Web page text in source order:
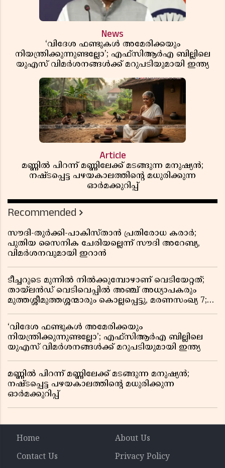
News
‘വിദേശ ഫണ്ടുകൾ അമേരിക്കയും
നിയന്ത്രിക്കുന്നുണ്ടല്ലോ’; എഫ്സിആർഎ ബില്ലിലെ
യുഎസ് വിമർശനങ്ങൾക്ക് മറുപടിയുമായി ഇന്ത്യ
Article
മണ്ണിൽ പിറന്ന് മണ്ണിലേക്ക് മടങ്ങുന്ന മനുഷ്യൻ;
നഷ്ടപ്പെട്ട പഴയകാലത്തിൻ്റെ മധുരിക്കുന്ന
ഓർമക്കുറിപ്പ്
Recommended
സൗദി-തുർക്കി-പാകിസ്താൻ പ്രതിരോധ കരാർ;
പുതിയ സൈനിക ചേരിയല്ലെന്ന് സൗദി അറേബ്യ,
വിമർശനവുമായി ഇറാൻ
ടീച്ചറുടെ മുന്നിൽ നിൽക്കുമ്പോഴാണ് വെടിയേറ്റത്;
തായ്‌ലൻഡ് വെടിവെപ്പിൽ അഞ്ച് അധ്യാപകരും
മുത്തശ്ശീമുത്തശ്ശന്മാരും കൊല്ലപ്പെട്ടു, മരണസംഖ്യ 7;
‘വിദേശ ഫണ്ടുകൾ അമേരിക്കയും
നിയന്ത്രിക്കുന്നുണ്ടല്ലോ’; എഫ്സിആർഎ ബില്ലിലെ
യുഎസ് വിമർശനങ്ങൾക്ക് മറുപടിയുമായി ഇന്ത്യ
മണ്ണിൽ പിറന്ന് മണ്ണിലേക്ക് മടങ്ങുന്ന മനുഷ്യൻ;
നഷ്ടപ്പെട്ട പഴയകാലത്തിൻ്റെ മധുരിക്കുന്ന
ഓർമക്കുറിപ്പ്
Home
About Us
Contact Us
Privacy Policy